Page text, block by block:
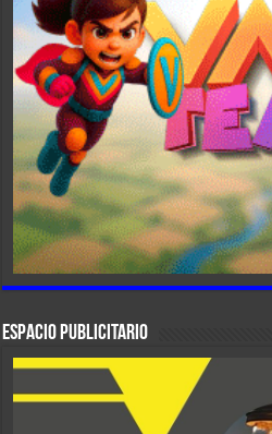
ESPACIO PUBLICITARIO